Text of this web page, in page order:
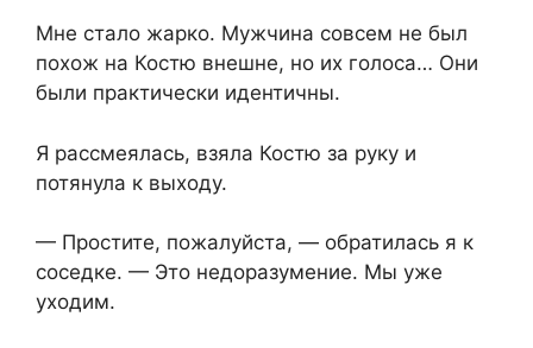
Мне стало жарко. Мужчина совсем не был
похож на Костю внешне, но их голоса… Они
были практически идентичны.
Я рассмеялась, взяла Костю за руку и
потянула к выходу.
— Простите, пожалуйста, — обратилась я к
соседке. — Это недоразумение. Мы уже
уходим.